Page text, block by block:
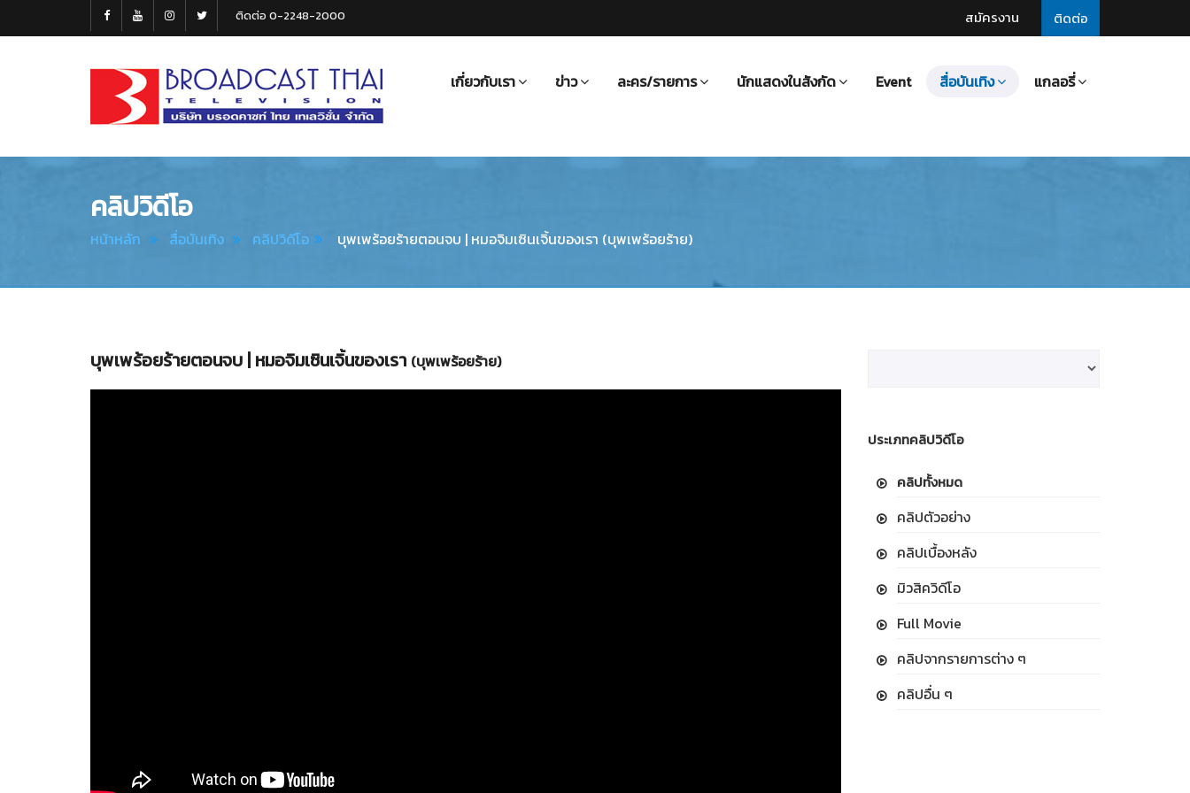
ติดต่อ
สมัครงาน
ติดต่อ 0-2248-2000
Thai
เกี่ยวกับเรา ข่าว ละคร/รายการ นักแสดงในสังกัด Event สื่อบันเทิง แกลอรี่
คลิปวิดีโอ
หน้าหลัก สื่อบันเทิง คลิปวิดีโอ บุพเพร้อยร้ายตอนจบ | หมอจิมเซินเจิ้นของเรา (บุพเพร้อยร้าย)
บุพเพร้อยร้ายตอนจบ | หมอจิมเซินเจิ้นของเรา (บุพเพร้อยร้าย)
ประเภทคลิปวิดีโอ
คลิปทั้งหมด
คลิปตัวอย่าง
คลิปเบื้องหลัง
มิวสิควิดีโอ
Full Movie
คลิปจากรายการต่าง ๆ
คลิปอื่น ๆ